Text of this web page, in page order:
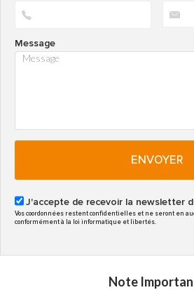
Message
ENVOYER
J'accepte de recevoir la newsletter
Vos coordonnées restent confidentielles et ne seront en
conformément à la loi informatique et libertés.
Note